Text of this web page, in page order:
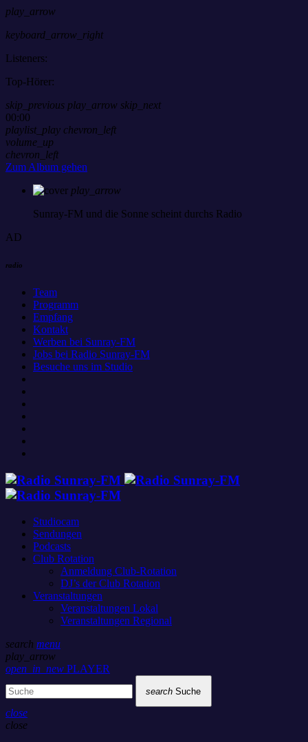
play_arrow
keyboard_arrow_right
Listeners:
Top-Hörer:
skip_previous play_arrow skip_next
00:00
playlist_play chevron_left
volume_up
chevron_left
Zum Album gehen
play_arrow
Sunray-FM und die Sonne scheint durchs Radio
AD
radio
Team
Programm
Empfang
Kontakt
Werben bei Sunray-FM
Jobs bei Radio Sunray-FM
Besuche uns im Studio
Studiocam
Sendungen
Podcasts
Club Rotation
Anmeldung Club-Rotation
DJ’s der Club Rotation
Veranstaltungen
Veranstaltungen Lokal
Veranstaltungen Regional
search menu
play_arrow
open_in_new PLAYER
search Suche
close
close